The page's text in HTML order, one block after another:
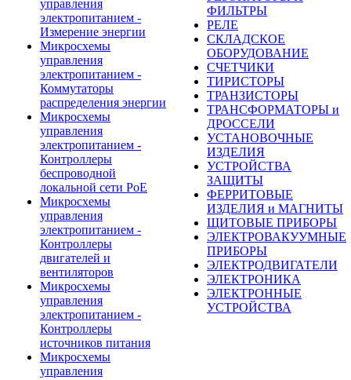
управления
электропитанием -
Измерение энергии
Микросхемы
управления
электропитанием -
Коммутаторы
распределения энергии
Микросхемы
управления
электропитанием -
Контроллеры
беспроводной
локальной сети PoE
Микросхемы
управления
электропитанием -
Контроллеры
двигателей и
вентиляторов
Микросхемы
управления
электропитанием -
Контроллеры
источников питания
Микросхемы
управления
ФИЛЬТРЫ
РЕЛЕ
СКЛАДСКОЕ
ОБОРУДОВАНИЕ
СЧЕТЧИКИ
ТИРИСТОРЫ
ТРАНЗИСТОРЫ
ТРАНСФОРМАТОРЫ и
ДРОССЕЛИ
УСТАНОВОЧНЫЕ
ИЗДЕЛИЯ
УСТРОЙСТВА
ЗАЩИТЫ
ФЕРРИТОВЫЕ
ИЗДЕЛИЯ и МАГНИТЫ
ЩИТОВЫЕ ПРИБОРЫ
ЭЛЕКТРОВАКУУМНЫЕ
ПРИБОРЫ
ЭЛЕКТРОДВИГАТЕЛИ
ЭЛЕКТРОНИКА
ЭЛЕКТРОННЫЕ
УСТРОЙСТВА